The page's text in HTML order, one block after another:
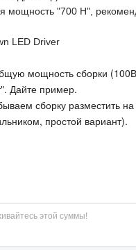
мощность "700 Н",
LED Driver
мощность сборки
Дайте пример.
сборку разместить
простой вариант).
этой суммы!